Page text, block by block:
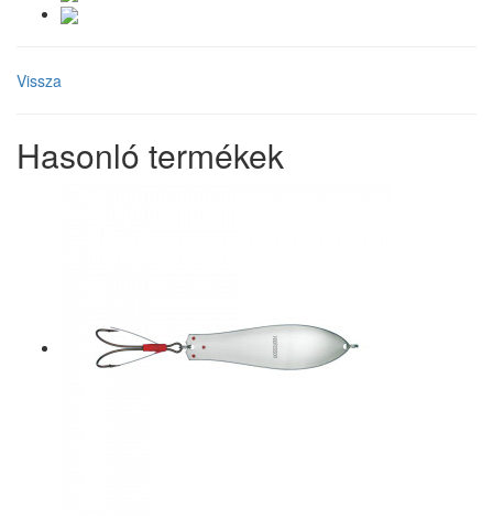
Vissza
Hasonló termékek